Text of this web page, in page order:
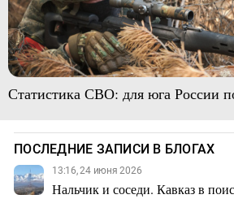
Статистика СВО: для юга России
ПОСЛЕДНИЕ ЗАПИСИ В БЛОГАХ
13:16, 24 июня 2026
Нальчик и соседи. Кавказ в